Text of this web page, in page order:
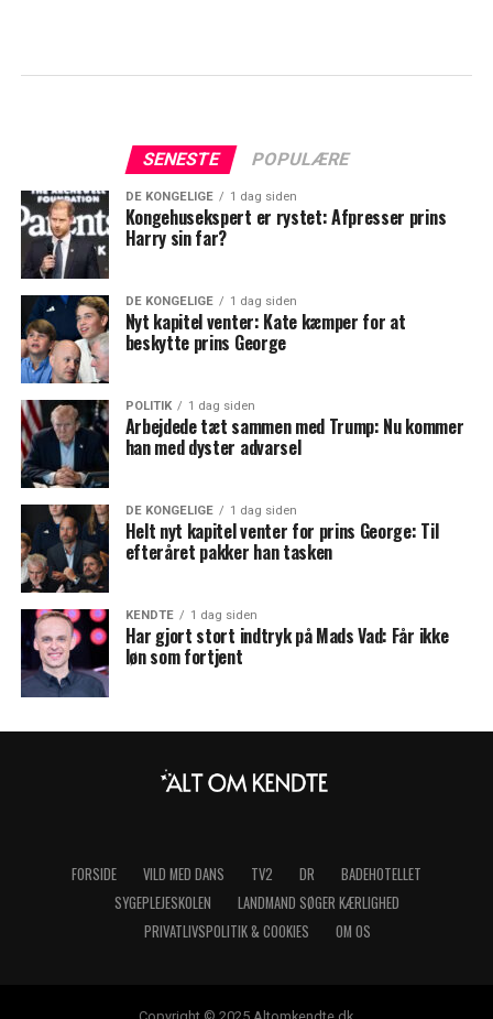
SENESTE POPULÆRE
DE KONGELIGE 1 dag siden
Kongehusekspert er rystet: Afpresser prins
Harry sin far?
DE KONGELIGE 1 dag siden
Nyt kapitel venter: Kate kæmper for at
beskytte prins George
POLITIK 1 dag siden
Arbejdede tæt sammen med Trump: Nu kommer
han med dyster advarsel
DE KONGELIGE 1 dag siden
Helt nyt kapitel venter for prins George: Til
efteråret pakker han tasken
KENDTE 1 dag siden
Har gjort stort indtryk på Mads Vad: Får ikke
løn som fortjent
FORSIDE VILD MED DANS TV2 DR
BADEHOTELLET
SYGEPLEJESKOLEN
LANDMAND SØGER KÆRLIGHED
PRIVATLIVSPOLITIK & COOKIES
OM OS